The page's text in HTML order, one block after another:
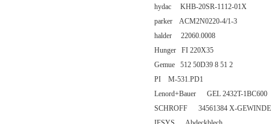
hydac KHB-20SR-1112-01X
parker ACM2N0220-4/1-3
halder 22060.0008
Hunger FI 220X35
Gemue 512 50D39 8 51 2
PI M-531.PD1
Lenord+Bauer GEL 2432T-1BC600
SCHROFF 34561384 X-